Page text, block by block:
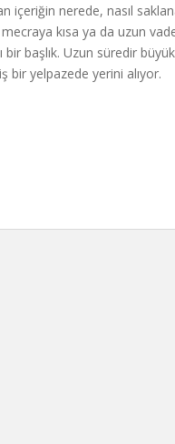
içeriğin nerede, nasıl
kısa ya da uzun
başlık. Uzun süredir
bir yelpazede yerini alıyor.